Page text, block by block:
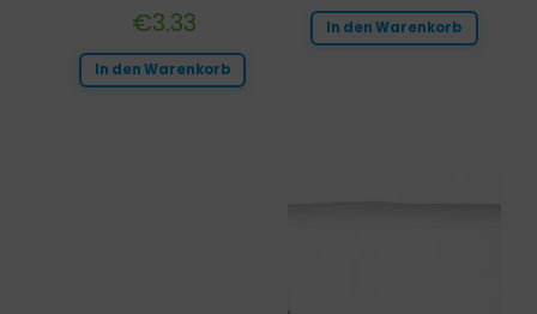
In den Warenkorb
€3.33
In den Warenkorb